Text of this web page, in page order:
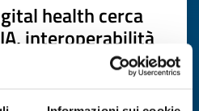
health cerca
interoperabilità